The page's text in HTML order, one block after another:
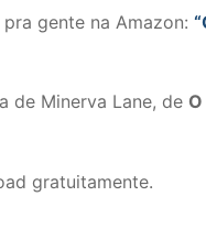
gente na Amazon:
de Minerva Lane, de O
gratuitamente.